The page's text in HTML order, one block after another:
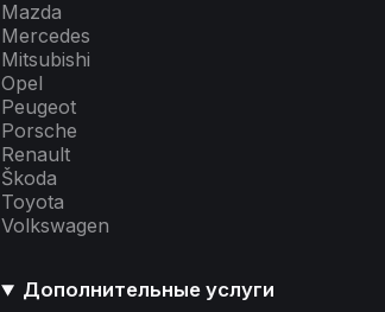
Mazda
Mercedes
Mitsubishi
Opel
Peugeot
Porsche
Renault
Škoda
Toyota
Volkswagen
Дополнительные услуги